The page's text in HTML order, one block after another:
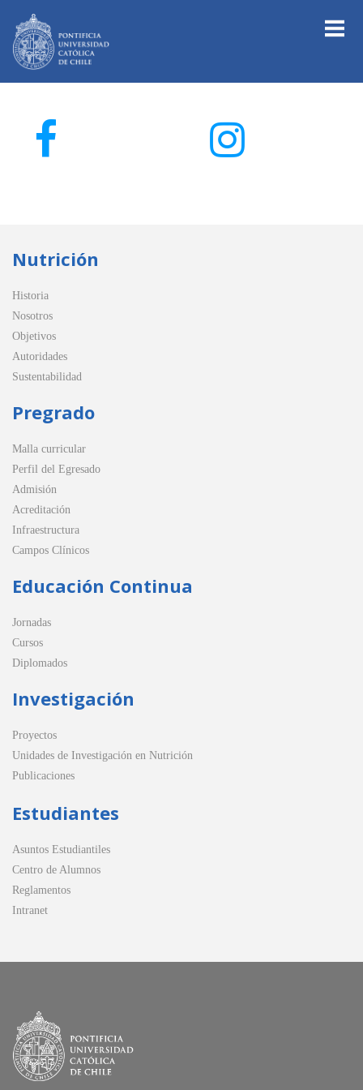
Nutrición
Historia
Nosotros
Objetivos
Autoridades
Sustentabilidad
Pregrado
Malla curricular
Perfil del Egresado
Admisión
Acreditación
Infraestructura
Campos Clínicos
Educación Continua
Jornadas
Cursos
Diplomados
Investigación
Proyectos
Unidades de Investigación en Nutrición
Publicaciones
Estudiantes
Asuntos Estudiantiles
Centro de Alumnos
Reglamentos
Intranet